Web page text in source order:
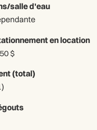
salle d'eau
en location
(2) 150 $
(total)
(1)